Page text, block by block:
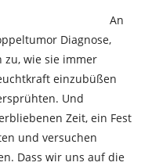
An
Diagnose,
zu, wie sie immer
einzubüßen
Und
Zeit, ein Fest
und versuchen
Dass wir uns auf die